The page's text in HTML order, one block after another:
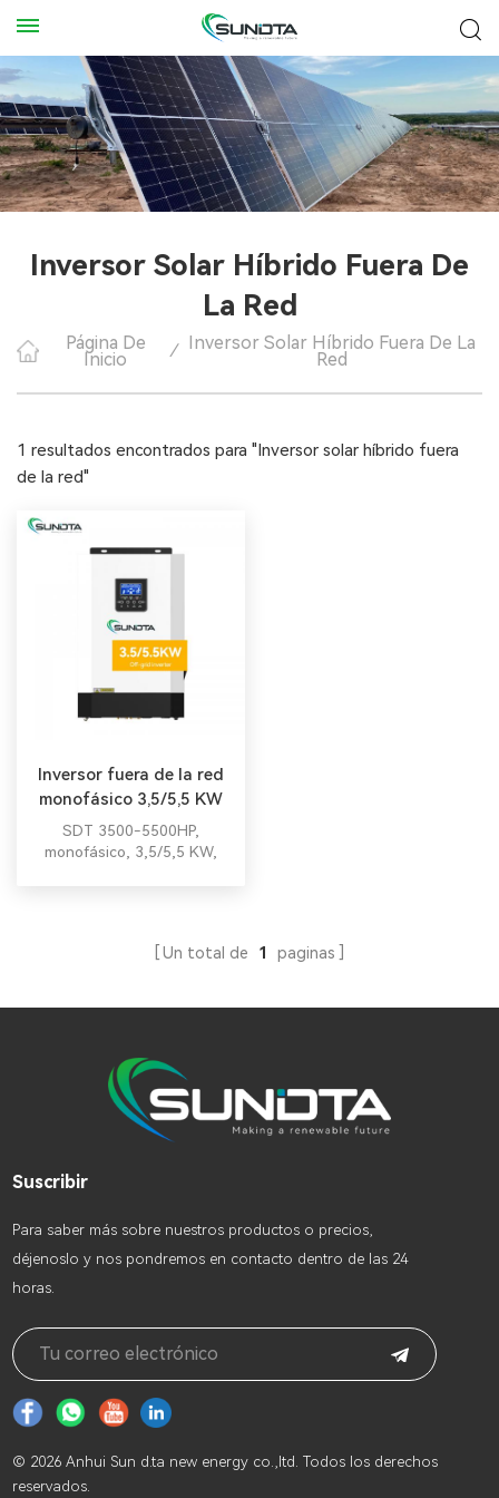
Inversor Solar Híbrido Fuera De
La Red
Página De
Inicio / Inversor Solar Híbrido Fuera De La
Red
1 resultados encontrados para "Inversor solar híbrido fuera
de la red"
Inversor fuera de la red
monofásico 3,5/5,5 KW
SUNDTA
SDT 3500-5500HP,
monofásico, 3,5/5,5 KW,
Un total de
1 paginas
Suscribir
Para saber más sobre nuestros productos o precios,
déjenoslo y nos pondremos en contacto dentro de las 24
horas.
© 2026 Anhui Sun d.ta new energy co.,ltd. Todos los derechos
reservados.